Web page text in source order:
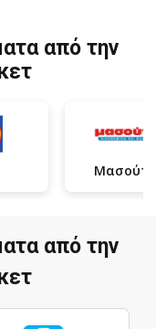
από την
από την